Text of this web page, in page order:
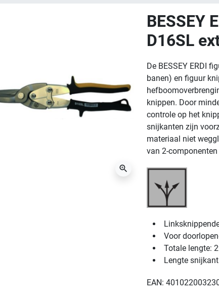
zoom_in
BESSEY
D16SL
De BESSEY ERDI
banen) en figuur
knippen. Door
controle op het
snijkanten zijn
materiaal niet
van 2-
Voor
Totale lengte:
Lengte
EAN: